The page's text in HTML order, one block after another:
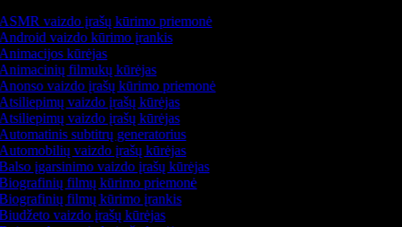
vaizdo įrašų kūrimo priemonė
vaizdo kūrimo įrankis
kūrėjas
filmukų kūrėjas
vaizdo įrašų kūrimo priemonė
vaizdo įrašų kūrėjas
vaizdo įrašų kūrėjas
subtitrų generatorius
vaizdo įrašų kūrėjas
įgarsinimo vaizdo įrašų kūrėjas
filmų kūrimo priemonė
filmų kūrimo įrankis
vaizdo įrašų kūrėjas